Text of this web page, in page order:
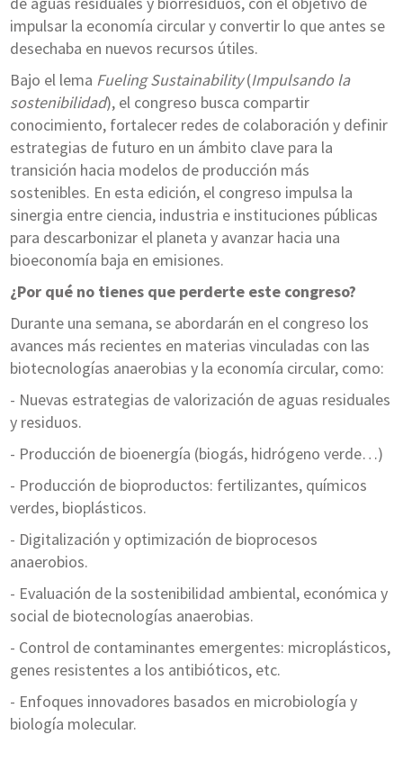
impulsar la economía circular y convertir lo que antes se
desechaba en nuevos recursos útiles.
Bajo el lema Fueling Sustainability(Impulsando la
sostenibilidad), el congreso busca compartir
conocimiento, fortalecer redes de colaboración y definir
estrategias de futuro en un ámbito clave para la
transición hacia modelos de producción más
sostenibles. En esta edición, el congreso impulsa la
sinergia entre ciencia, industria e instituciones públicas
para descarbonizar el planeta y avanzar hacia una
bioeconomía baja en emisiones.
¿Por qué no tienes que perderte este congreso?
Durante una semana, se abordarán en el congreso los
avances más recientes en materias vinculadas con las
biotecnologías anaerobias y la economía circular, como:
- Nuevas estrategias de valorización de aguas residuales
y residuos.
- Producción de bioenergía (biogás, hidrógeno verde…)
- Producción de bioproductos: fertilizantes, químicos
verdes, bioplásticos.
- Digitalización y optimización de bioprocesos
anaerobios.
- Evaluación de la sostenibilidad ambiental, económica y
social de biotecnologías anaerobias.
- Control de contaminantes emergentes: microplásticos,
genes resistentes a los antibióticos, etc.
- Enfoques innovadores basados en microbiología y
biología molecular.